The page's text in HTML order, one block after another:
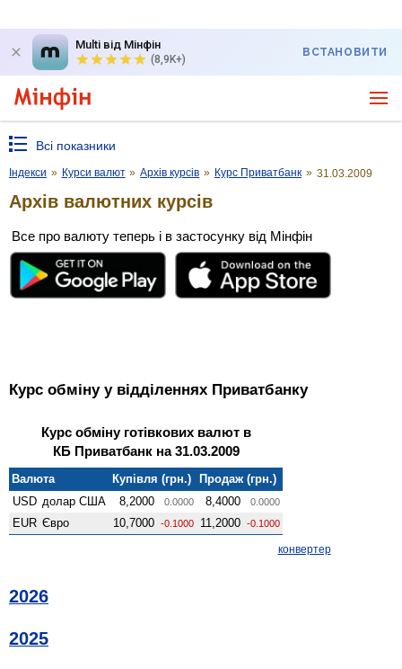
Multi від Мінфін
(8,9K+)
ВСТАНОВИТИ
Всі показники
Індекси » Курси валют » Архів курсів » Курс Приватбанк » 31.03.2009
Архів валютних курсів
Все про валюту теперь і в застосунку від Мінфін
Курс обміну у відділеннях Приватбанку
Курс обміну готівкових валют в
КБ Приватбанк на 31.03.2009
Валюта Купівля (грн.)
Продаж (грн.)
USD долар США 8,2000 0.0000 8,4000 0.0000
EUR Євро 10,7000 -0.1000 11,2000 -0.1000
конвертер
2026
2025